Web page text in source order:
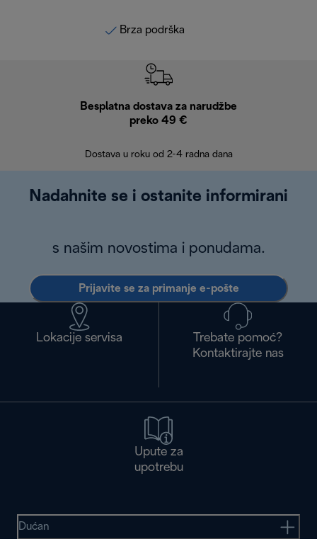
Brza podrška
Besplatna dostava za narudžbe
preko 49 €
Dostava u roku od 2-4 radna dana
Nadahnite se i ostanite informirani
s našim novostima i ponudama.
Prijavite se za primanje e-pošte
Lokacije servisa
Trebate pomoć?
Kontaktirajte nas
Upute za
upotrebu
Dućan